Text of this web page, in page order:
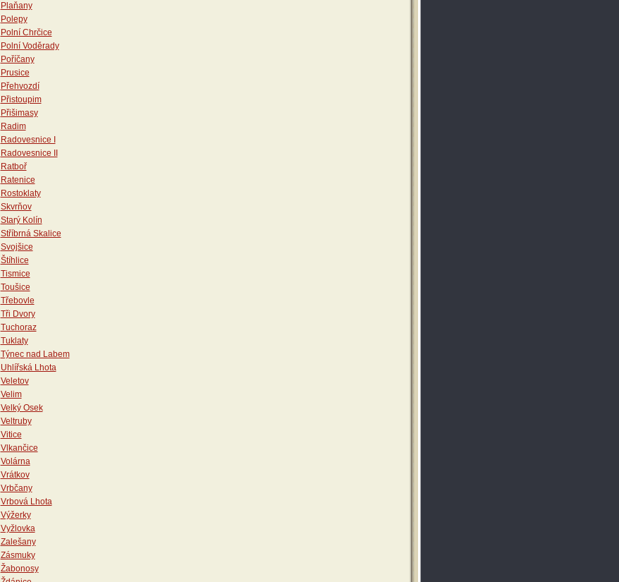
Plaňany
Polepy
Polní Chrčice
Polní Voděrady
Poříčany
Prusice
Přehvozdí
Přistoupim
Přišimasy
Radim
Radovesnice I
Radovesnice II
Ratboř
Ratenice
Rostoklaty
Skvrňov
Starý Kolín
Stříbrná Skalice
Svojšice
Štíhlice
Tismice
Toušice
Třebovle
Tři Dvory
Tuchoraz
Tuklaty
Týnec nad Labem
Uhlířská Lhota
Veletov
Velim
Velký Osek
Veltruby
Vitice
Vlkančice
Volárna
Vrátkov
Vrbčany
Vrbová Lhota
Výžerky
Vyžlovka
Zalešany
Zásmuky
Žabonosy